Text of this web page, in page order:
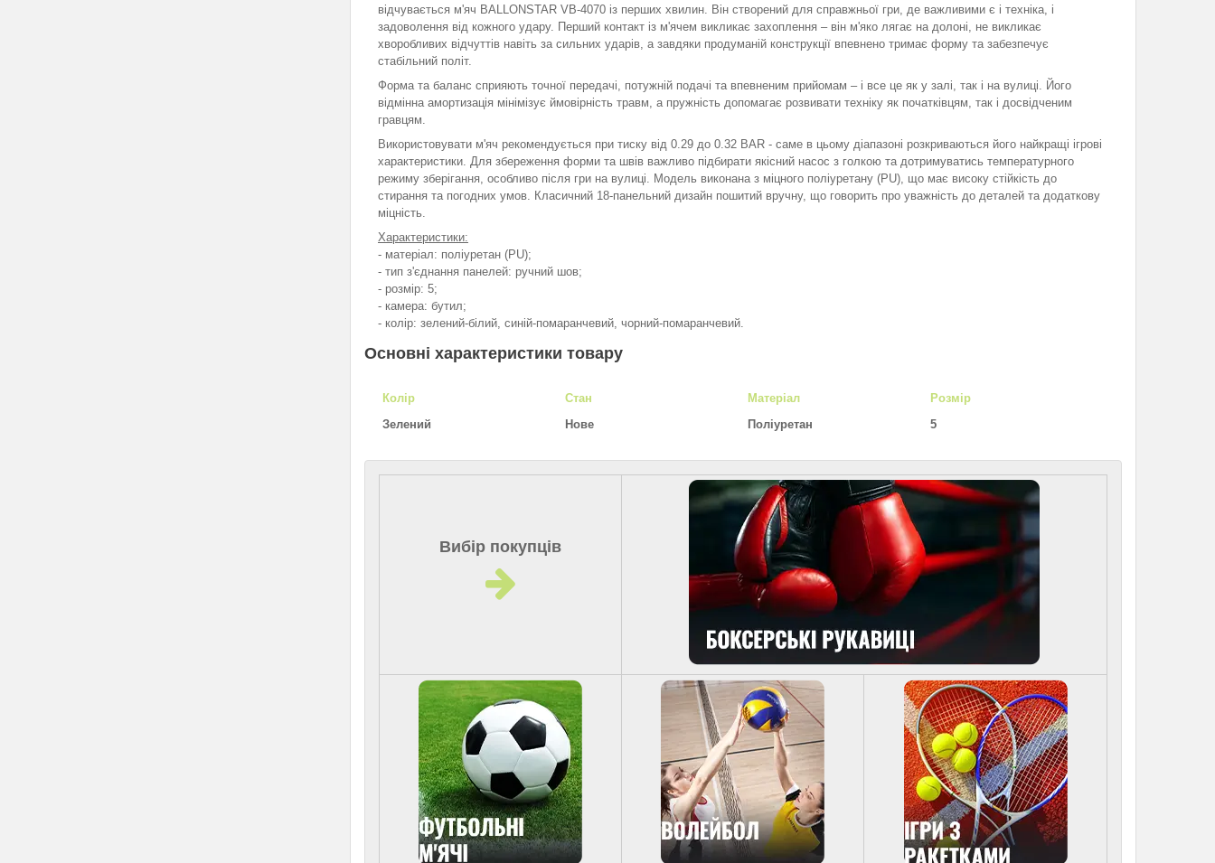
відчувається м'яч BALLONSTAR VB-4070 із перших хвилин. Він створений для справжньої гри, де важливими є і техніка, і
задоволення від кожного удару. Перший контакт із м'ячем викликає захоплення – він м'яко лягає на долоні, не викликає
хворобливих відчуттів навіть за сильних ударів, а завдяки продуманій конструкції впевнено тримає форму та забезпечує
стабільний політ.
Форма та баланс сприяють точної передачі, потужній подачі та впевненим прийомам – і все це як у залі, так і на вулиці. Його
відмінна амортизація мінімізує ймовірність травм, а пружність допомагає розвивати техніку як початківцям, так і досвідченим
гравцям.
Використовувати м'яч рекомендується при тиску від 0.29 до 0.32 BAR - саме в цьому діапазоні розкриваються його найкращі ігрові
характеристики. Для збереження форми та швів важливо підбирати якісний насос з голкою та дотримуватись температурного
режиму зберігання, особливо після гри на вулиці. Модель виконана з міцного поліуретану (PU), що має високу стійкість до
стирання та погодних умов. Класичний 18-панельний дизайн пошитий вручну, що говорить про уважність до деталей та додаткову
міцність.
Характеристики:
- матеріал: поліуретан (PU);
- тип з'єднання панелей: ручний шов;
- розмір: 5;
- камера: бутил;
- колір: зелений-білий, синій-помаранчевий, чорний-помаранчевий.
Основні характеристики товару
Колір
Зелений
Стан
Нове
Матеріал
Поліуретан
Розмір
5
Вибір покупців